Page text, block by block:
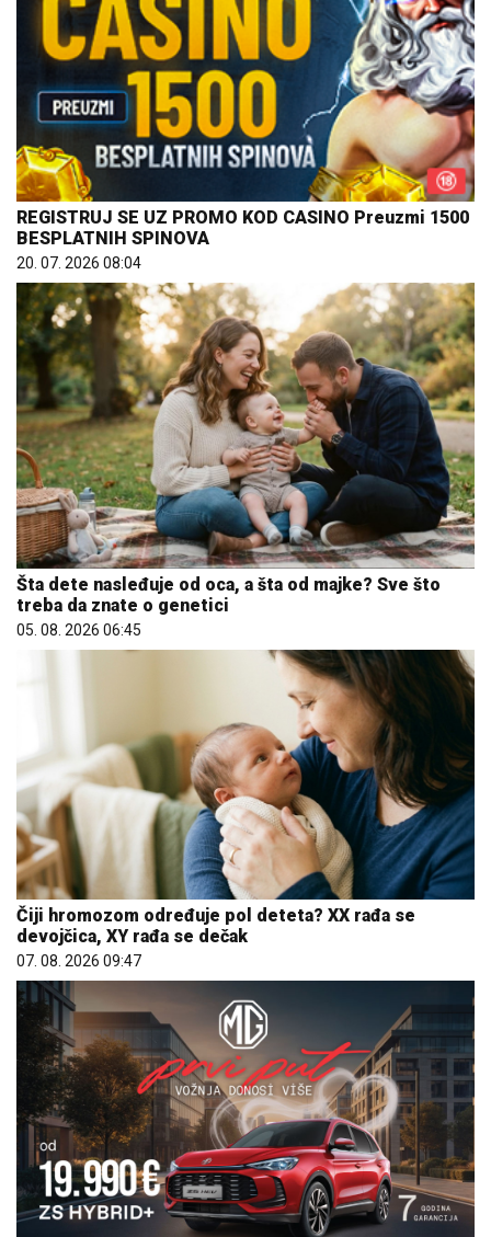
REGISTRUJ SE UZ PROMO KOD CASINO Preuzmi 1500
BESPLATNIH SPINOVA
20. 07. 2026 08:04
Šta dete nasleđuje od oca, a šta od majke? Sve što
treba da znate o genetici
05. 08. 2026 06:45
Čiji hromozom određuje pol deteta? XX rađa se
devojčica, XY rađa se dečak
07. 08. 2026 09:47